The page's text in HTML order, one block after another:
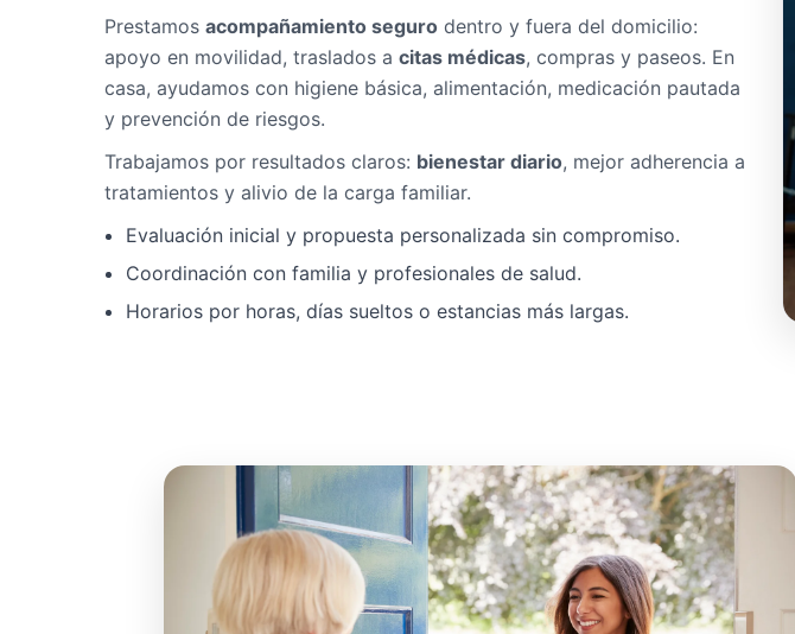
Prestamos acompañamiento seguro dentro y fuera del domicilio:
apoyo en movilidad, traslados a citas médicas, compras y paseos. En
casa, ayudamos con higiene básica, alimentación, medicación pautada
y prevención de riesgos.
Trabajamos por resultados claros: bienestar diario, mejor adherencia a
tratamientos y alivio de la carga familiar.
Evaluación inicial y propuesta personalizada sin compromiso.
Coordinación con familia y profesionales de salud.
Horarios por horas, días sueltos o estancias más largas.